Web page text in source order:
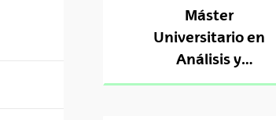
Máster
Universitario en
Análisis y
Procesamiento del